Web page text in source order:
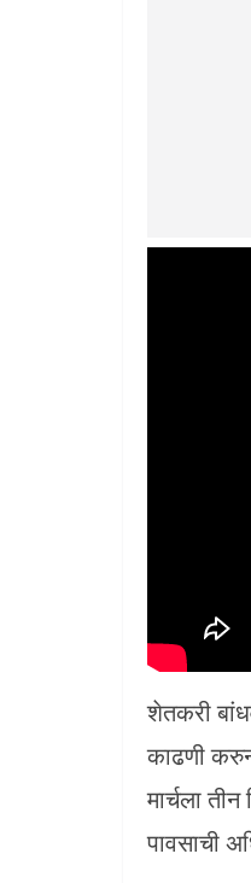
शेतकरी
काढणी
मार्चला
पावसाची